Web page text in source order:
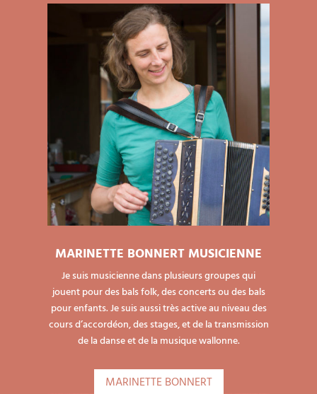
MARINETTE BONNERT MUSICIENNE
Je suis musicienne dans plusieurs groupes qui
jouent pour des bals folk, des concerts ou des bals
pour enfants. Je suis aussi très active au niveau des
cours d’accordéon, des stages, et de la transmission
de la danse et de la musique wallonne.
MARINETTE BONNERT